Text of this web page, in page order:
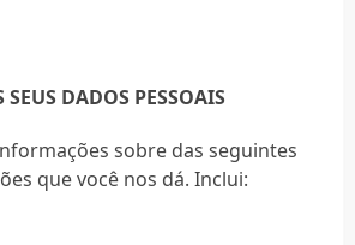
DADOS PESSOAIS
sobre das seguintes
que você nos dá. Inclui: